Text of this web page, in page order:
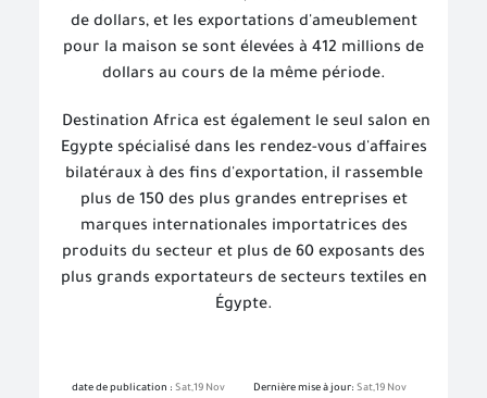
de dollars, et les exportations d'ameublement
pour la maison se sont élevées à 412 millions de
dollars au cours de la même période.
Destination Africa est également le seul salon en
Egypte spécialisé dans les rendez-vous d'affaires
bilatéraux à des fins d'exportation, il rassemble
plus de 150 des plus grandes entreprises et
marques internationales importatrices des
produits du secteur et plus de 60 exposants des
plus grands exportateurs de secteurs textiles en
Égypte.
date de publication : Sat,19 Nov Dernière mise à jour: Sat,19 Nov